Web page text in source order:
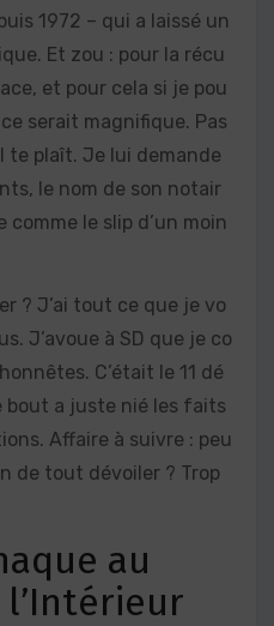
1972 – qui a laissé un
Et zou : pour la récu
et pour cela si je pou
serait magnifique. Pas
te plaît. Je lui demande
le nom de son notair
comme le slip d’un moin
? J’ai tout ce que je vo
J’avoue à SD que je co
C’était le 11 dé
bout a juste nié les faits
Affaire à suivre : peu
de tout dévoiler ? Trop
au